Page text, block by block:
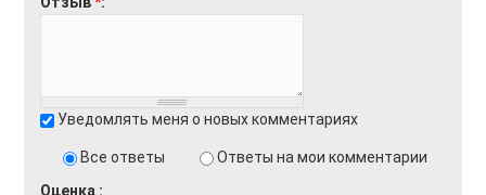
Уведомлять меня о новых комментариях
Все ответы
Ответы на мои комментарии
Оценка